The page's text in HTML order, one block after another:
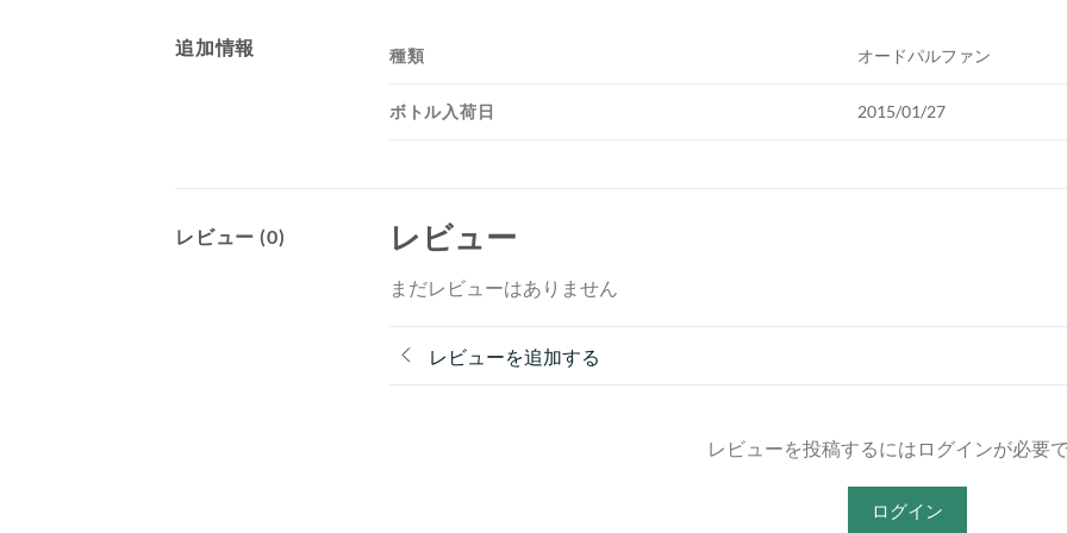
追加情報 種類 オードパルファン
ボトル入荷日 2015/01/27
レビュー (0) レビュー
まだレビューはありません
レビューを追加する
レビューを投稿するにはログインが必要
ログイン